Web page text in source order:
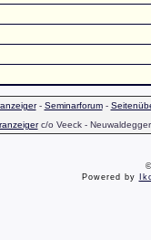
- Seminarforum-
c/o Veeck -
Powered by